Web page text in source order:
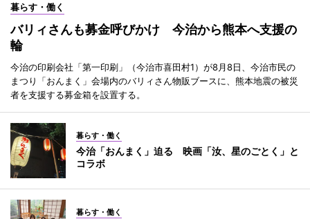
暮らす・働く
バリィさんも募金呼びかけ 今治から熊本へ支援の
輪
今治の印刷会社「第一印刷」（今治市喜田村1）が8月8日、今治市民の
まつり「おんまく」会場内のバリィさん物販ブースに、熊本地震の被災
者を支援する募金箱を設置する。
暮らす・働く
今治「おんまく」迫る 映画「汝、星のごとく」と
コラボ
暮らす・働く